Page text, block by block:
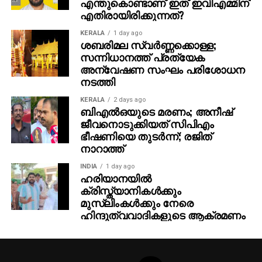
തിയേറ്ററുകളിലേക്ക് എത്തും.സന്നിധാനത്ത് പ്രത്യേക
അന്വേഷണ സംഘം പരിശോധന
നടത്തി
KERALA 2 days ago
ബിഎല്‍ഒയുടെ മരണം; അനീഷ്
ജീവനൊടുക്കിയത് സിപിഎം
ഭീഷണിയെ തുടര്‍ന്ന്; രജിത്
നാറാത്ത്
INDIA 1 day ago
ഹരിയാനയില്‍
ക്രിസ്ത്യാനികള്‍ക്കും
മുസ്‌ലിംകള്‍ക്കും നേരെ
ഹിന്ദുത്വവാദികളുടെ ആക്രമണം